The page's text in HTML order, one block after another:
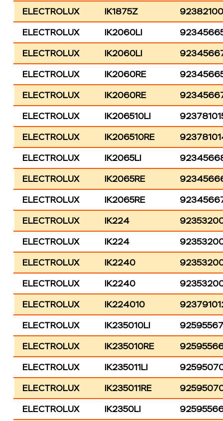
ELECTROLUX IK1875Z
ELECTROLUX
IK2060LI
ELECTROLUX
IK2060LI
ELECTROLUX
IK2060RE
ELECTROLUX
IK2060RE
ELECTROLUX
IK206510LI
ELECTROLUX
IK206510RE
ELECTROLUX
IK2065LI
ELECTROLUX
IK2065RE
ELECTROLUX
IK2065RE
ELECTROLUX
IK224
ELECTROLUX
IK224
ELECTROLUX
IK2240
ELECTROLUX
IK2240
ELECTROLUX
IK224010
ELECTROLUX
IK235010LI
ELECTROLUX
IK235010RE
ELECTROLUX
IK235011LI
ELECTROLUX
IK235011RE
ELECTROLUX
IK2350LI